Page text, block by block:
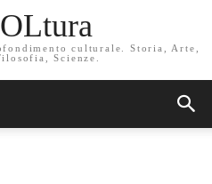
culturale. Storia, Arte,
Scienze.